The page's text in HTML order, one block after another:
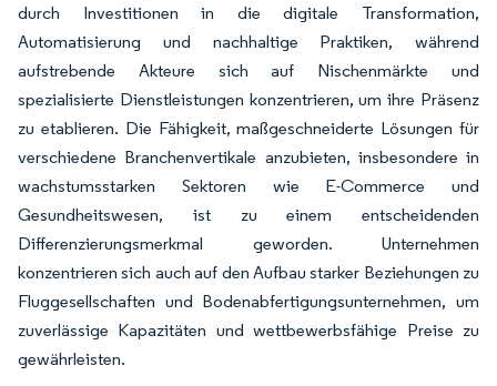
durch Investitionen in die digitale Transformation,
Automatisierung und nachhaltige Praktiken, während
aufstrebende Akteure sich auf Nischenmärkte und
spezialisierte Dienstleistungen konzentrieren, um ihre Präsenz
zu etablieren. Die Fähigkeit, maßgeschneiderte Lösungen für
verschiedene Branchenvertikale anzubieten, insbesondere in
wachstumsstarken Sektoren wie E-Commerce und
Gesundheitswesen, ist zu einem entscheidenden
Differenzierungsmerkmal geworden. Unternehmen
konzentrieren sich auch auf den Aufbau starker Beziehungen zu
Fluggesellschaften und Bodenabfertigungsunternehmen, um
zuverlässige Kapazitäten und wettbewerbsfähige Preise zu
gewährleisten.